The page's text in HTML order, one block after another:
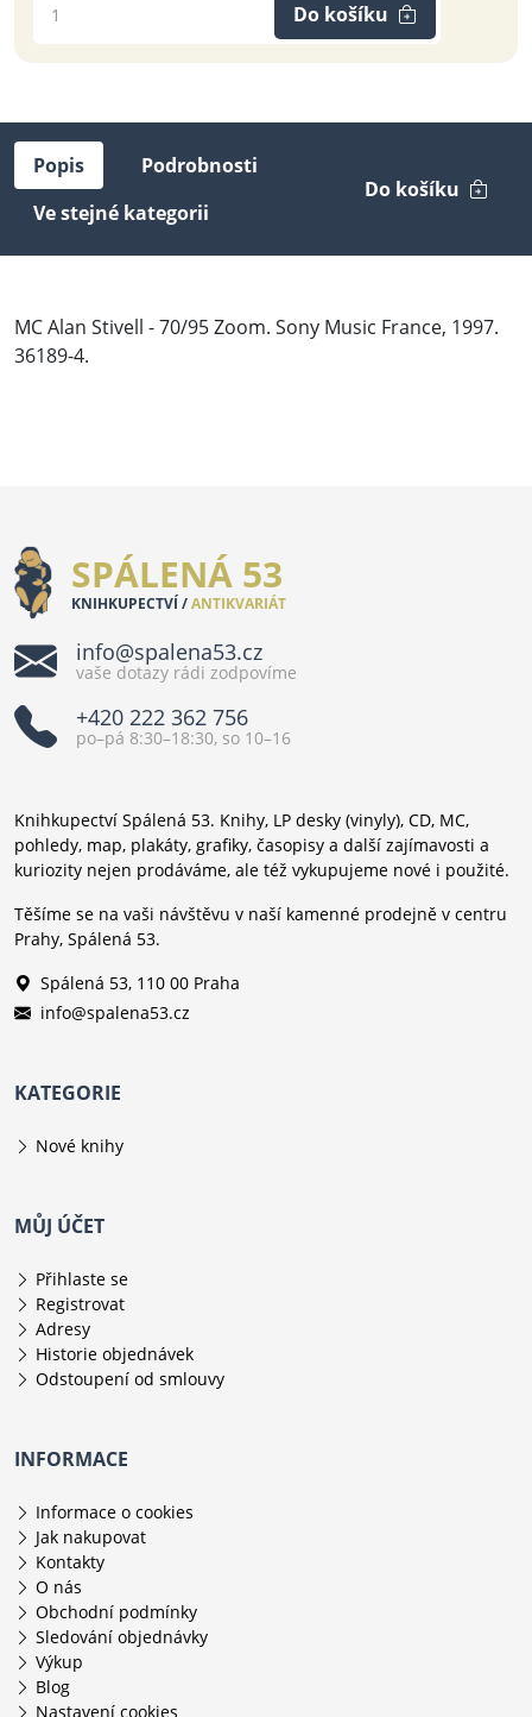
Do košíku
Popis
Podrobnosti
Ve stejné kategorii
Do košíku
MC Alan Stivell - 70/95 Zoom. Sony Music France, 1997.
36189-4.
SPÁLENÁ 53
KNIHKUPECTVÍ /ANTIKVARIÁT
info@spalena53.cz
vaše dotazy rádi zodpovíme
+420 222 362 756
po–pá 8:30–18:30, so 10–16
Knihkupectví Spálená 53. Knihy, LP desky (vinyly), CD, MC,
pohledy, map, plakáty, grafiky, časopisy a další zajímavosti a
kuriozity nejen prodáváme, ale též vykupujeme nové i použité.
Těšíme se na vaši návštěvu v naší kamenné prodejně v centru
Prahy, Spálená 53.
Spálená 53, 110 00 Praha
info@spalena53.cz
KATEGORIE
Nové knihy
MŮJ ÚČET
Přihlaste se
Registrovat
Adresy
Historie objednávek
Odstoupení od smlouvy
INFORMACE
Informace o cookies
Jak nakupovat
Kontakty
O nás
Obchodní podmínky
Sledování objednávky
Výkup
Blog
Nastavení cookies